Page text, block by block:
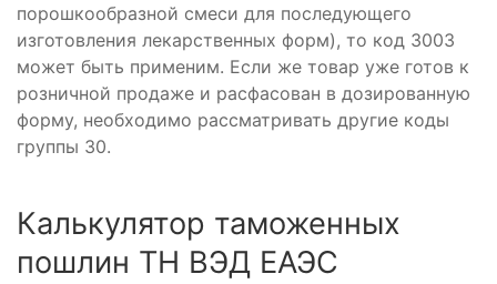
порошкообразной смеси для последующего
изготовления лекарственных форм), то код 3003
может быть применим. Если же товар уже готов к
розничной продаже и расфасован в дозированную
форму, необходимо рассматривать другие коды
группы 30.
Калькулятор таможенных
пошлин ТН ВЭД ЕАЭС